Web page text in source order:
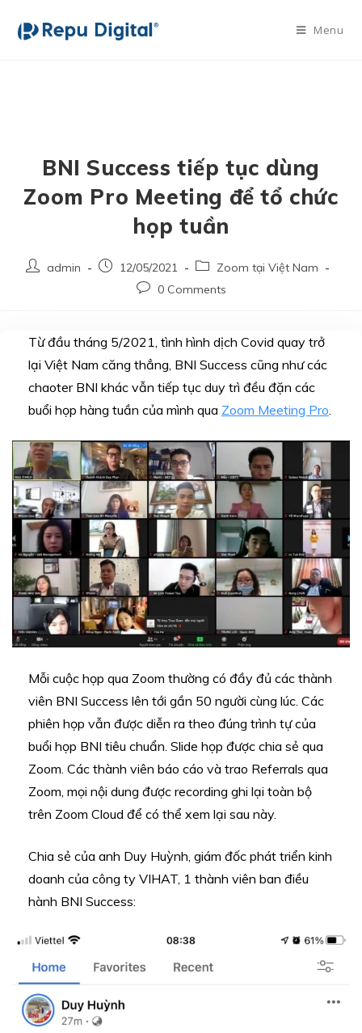
Menu
BNI Success tiếp tục dùng
Zoom Pro Meeting để tổ chức
họp tuần
admin 12/05/2021
Zoom tại Việt Nam
0 Comments
Từ đầu tháng 5/2021, tình hình dịch Covid quay trở
lại Việt Nam căng thẳng, BNI Success cũng như các
chaoter BNI khác vẫn tiếp tục duy trì đều đặn các
buổi họp hàng tuần của mình qua Zoom Meeting Pro.
Mỗi cuộc họp qua Zoom thường có đầy đủ các thành
viên BNI Success lên tới gần 50 người cùng lúc. Các
phiên họp vẫn được diễn ra theo đúng trình tự của
buổi họp BNI tiêu chuẩn. Slide họp được chia sẻ qua
Zoom. Các thành viên báo cáo và trao Referrals qua
Zoom, mọi nội dung được recording ghi lại toàn bộ
trên Zoom Cloud để có thể xem lại sau này.
Chia sẻ của anh Duy Huỳnh, giám đốc phát triển kinh
doanh của công ty VIHAT, 1 thành viên ban điều
hành BNI Success: